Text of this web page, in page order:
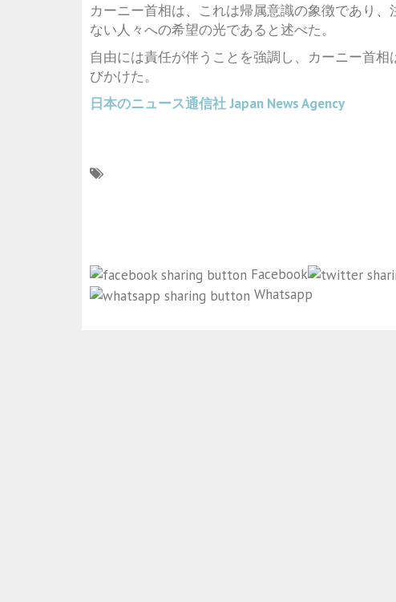
カーニー首相は、これは帰属意識の象徴であり
ない人々への希望の光であると述べた。
自由には責任が伴うことを強調し、カーニー首
びかけた。
日本のニュース通信社 Japan News Agency
Facebook
Whatsapp